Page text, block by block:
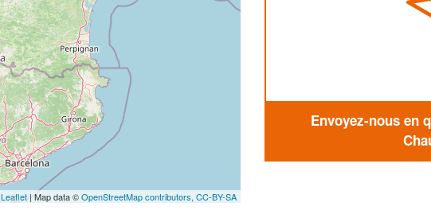
Leaflet | Map data ©OpenStreetMap contributors, CC-BY-SA
Envoyez-nous en